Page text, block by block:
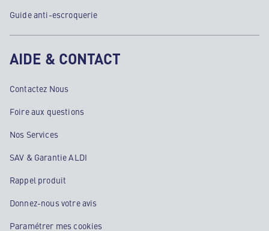
Guide anti-escroquerie
AIDE & CONTACT
Contactez Nous
Foire aux questions
Nos Services
SAV & Garantie ALDI
Rappel produit
Donnez-nous votre avis
Paramétrer mes cookies